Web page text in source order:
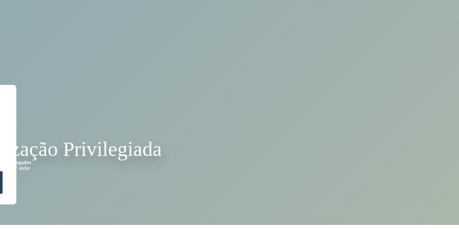
Privilegiada
de Advogados
– 15º andar